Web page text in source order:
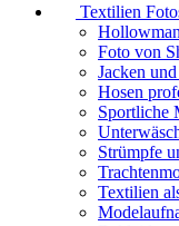
Textilien
Foto von
Jacken
Hosen
Sportliche
Strümpfe
Textilien